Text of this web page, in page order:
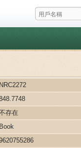
NRC2272
存在
Book